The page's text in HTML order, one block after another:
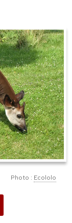
Photo : Ecololo